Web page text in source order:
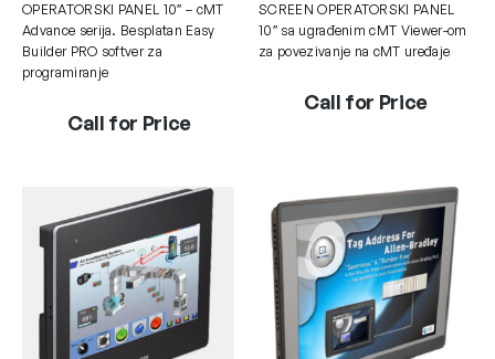
OPERATORSKI PANEL 10″ – cMT
Advance serija. Besplatan Easy
Builder PRO softver za
programiranje
Call for Price
SCREEN OPERATORSKI PANEL
10″ sa ugrađenim cMT Viewer-om
za povezivanje na cMT uređaje
Call for Price